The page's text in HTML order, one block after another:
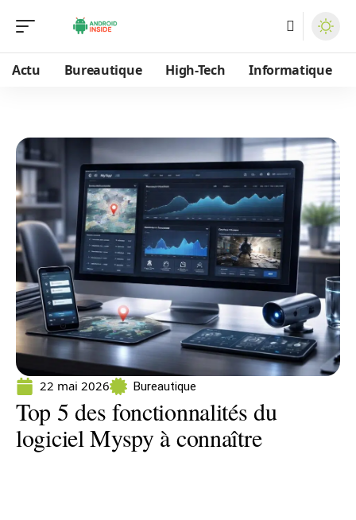
Actu Bureautique High-Tech Informatique
22 mai 2026 Bureautique
Top 5 des fonctionnalités du
logiciel Myspy à connaître